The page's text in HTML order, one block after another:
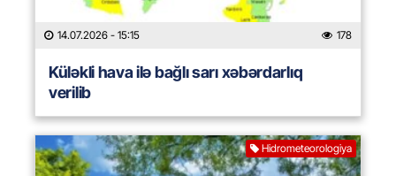
14.07.2026 - 15:15 178
Küləkli hava ilə bağlı sarı xəbərdarlıq
verilib
Hidrometeorologiya